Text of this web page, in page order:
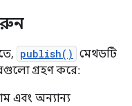
publish() মেথডটি
গ্রহণ করে:
এবং অন্যান্য